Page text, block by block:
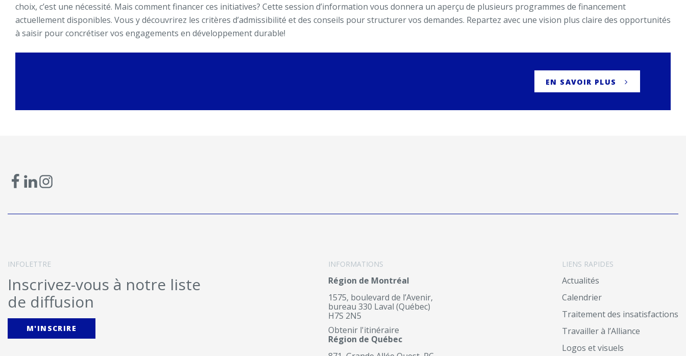
choix, c’est une nécessité. Mais comment financer ces initiatives? Cette session d’information vous donnera un aperçu de plusieurs programmes de financement
actuellement disponibles. Vous y découvrirez les critères d’admissibilité et des conseils pour structurer vos demandes. Repartez avec une vision plus claire des opportunités
à saisir pour concrétiser vos engagements en développement durable!
EN SAVOIR PLUS
INFOLETTRE
Inscrivez-vous à notre liste
de diffusion
M'INSCRIRE
INFORMATIONS
Région de Montréal
1575, boulevard de l’Avenir,
bureau 330 Laval (Québec)
H7S 2N5
Obtenir l'itinéraire
Région de Québec
LIENS RAPIDES
Actualités
Calendrier
Traitement des insatisfactions
Travailler à l’Alliance
Logos et visuels